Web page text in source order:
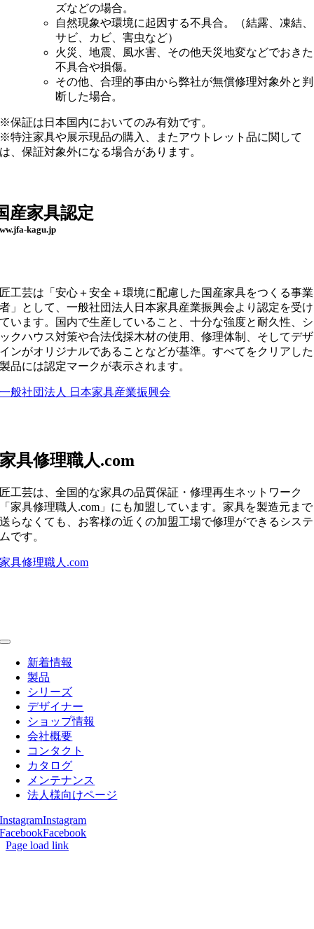
ズなどの場合。
自然現象や環境に起因する不具合。（結露、凍結、
サビ、カビ、害虫など）
火災、地震、風水害、その他天災地変などでおきた
不具合や損傷。
その他、合理的事由から弊社が無償修理対象外と判
断した場合。
※保証は日本国内においてのみ有効です。
※特注家具や展示現品の購入、またアウトレット品に関して
は、保証対象外になる場合があります。
産家具認定
kagu.jp
匠工芸は「安心＋安全＋環境に配慮した国産家具をつくる事業
者」として、一般社団法人日本家具産業振興会より認定を受け
ています。国内で生産していること、十分な強度と耐久性、シ
ックハウス対策や合法伐採木材の使用、修理体制、そしてデザ
インがオリジナルであることなどが基準。すべてをクリアした
製品には認定マークが表示されます。
一般社団法人 日本家具産業振興会
家具修理職人.com
匠工芸は、全国的な家具の品質保証・修理再生ネットワーク
「家具修理職人.com」にも加盟しています。家具を製造元まで
送らなくても、お客様の近くの加盟工場で修理ができるシステ
ムです。
家具修理職人.com
Toggle
Navigation新着情報
製品
シリーズ
デザイナー
ショップ情報
会社概要
コンタクト
カタログ
メンテナンス
法人様向けページ
InstagramInstagram
FacebookFacebook
Page load link